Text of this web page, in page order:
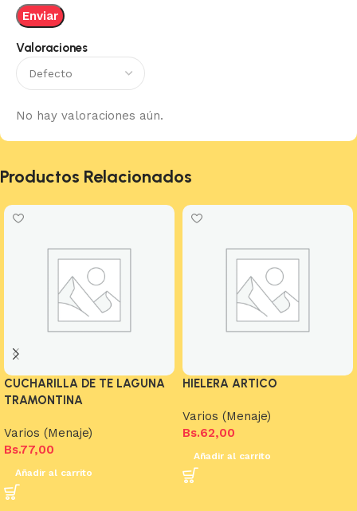
Valoraciones
No hay valoraciones aún.
Productos Relacionados
CUCHARILLA DE TE LAGUNA
TRAMONTINA
Varios (Menaje)
Bs.77,00
Añadir al carrito
HIELERA ARTICO
Varios (Menaje)
Bs.62,00
Añadir al carrito